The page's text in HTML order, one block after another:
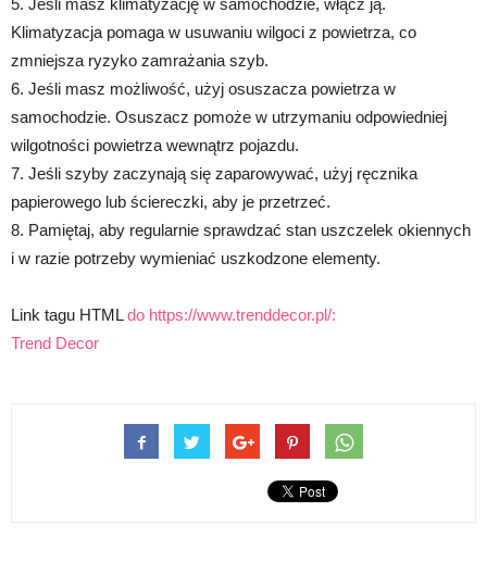
5. Jeśli masz klimatyzację w samochodzie, włącz ją.
Klimatyzacja pomaga w usuwaniu wilgoci z powietrza, co
zmniejsza ryzyko zamrażania szyb.
6. Jeśli masz możliwość, użyj osuszacza powietrza w
samochodzie. Osuszacz pomoże w utrzymaniu odpowiedniej
wilgotności powietrza wewnątrz pojazdu.
7. Jeśli szyby zaczynają się zaparowywać, użyj ręcznika
papierowego lub ściereczki, aby je przetrzeć.
8. Pamiętaj, aby regularnie sprawdzać stan uszczelek okiennych
i w razie potrzeby wymieniać uszkodzone elementy.
Link tagu HTMLdo https://www.trenddecor.pl/:
Trend Decor